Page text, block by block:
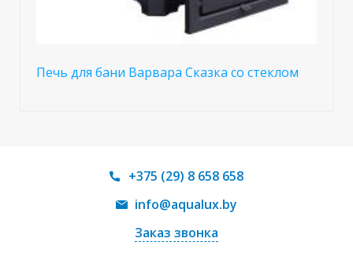
Печь для бани Варвара Сказка со стеклом
+375 (29) 8 658 658
info@aqualux.by
Заказ звонка